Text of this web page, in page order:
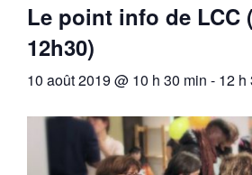
Le point info de LCC
12h30)
10 août 2019 @ 10 h 30 min - 12 h